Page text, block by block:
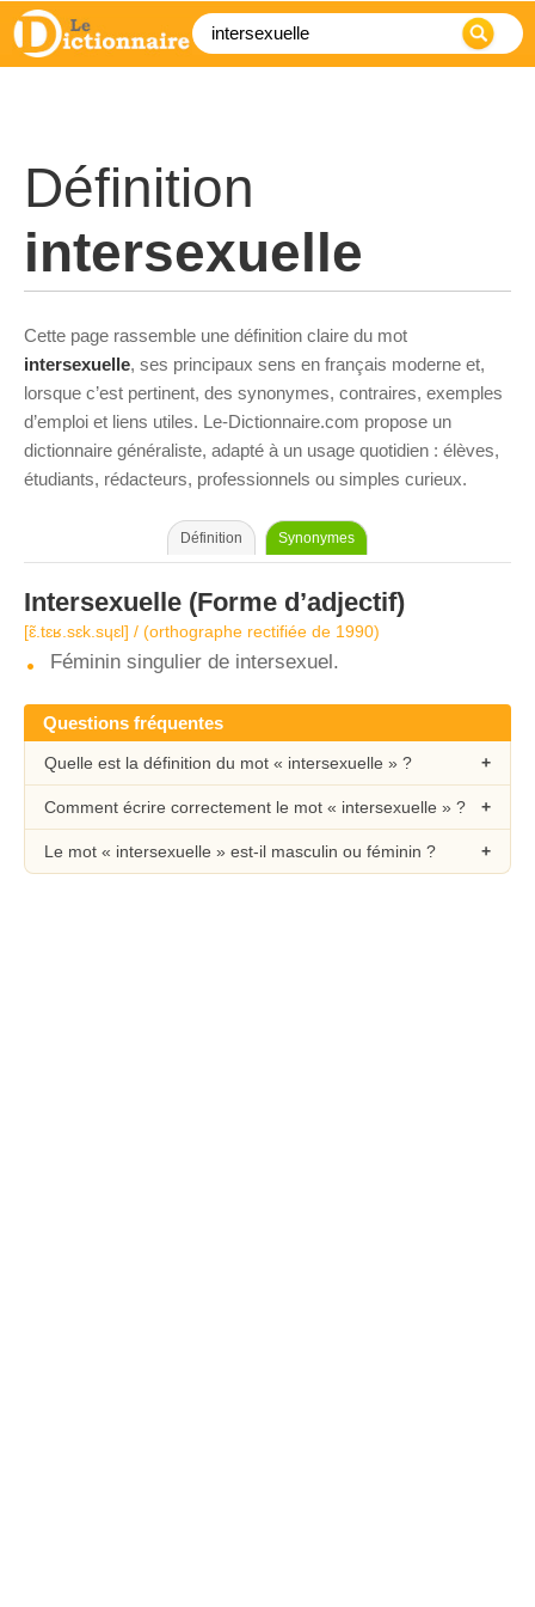
Définition
intersexuelle
Cette page rassemble une définition claire du mot
intersexuelle, ses principaux sens en français moderne et,
lorsque c’est pertinent, des synonymes, contraires, exemples
d’emploi et liens utiles. Le-Dictionnaire.com propose un
dictionnaire généraliste, adapté à un usage quotidien : élèves,
étudiants, rédacteurs, professionnels ou simples curieux.
Définition Synonymes
Intersexuelle (Forme d’adjectif)
[ɛ̃.tɛʁ.sɛk.sɥɛl] / (orthographe rectifiée de 1990)
Féminin singulier de intersexuel.
Questions fréquentes
Quelle est la définition du mot « intersexuelle » ?
Comment écrire correctement le mot « intersexuelle » ?
Le mot « intersexuelle » est-il masculin ou féminin ?